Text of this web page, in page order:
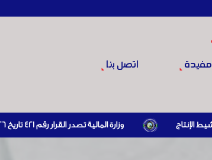
اتصل بنا
وزارة المالية تصدر القرار رقم 421 تاريخ 24/3/2026 المتضمن الزام المستوردين بإبراز براءة ذمة مالية سارية صادرة عن الهيئة العامة للضرائب والرسوم أو مديرياتها عند القيام بعمليات الاستيراد